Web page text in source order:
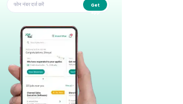
Get
app